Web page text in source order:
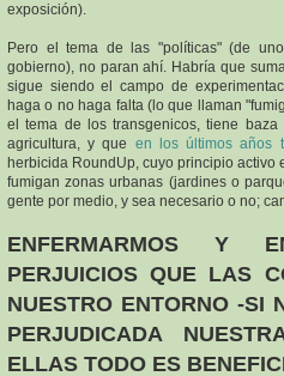
exposición).
Pero el tema de las "políticas" (de
gobierno), no paran ahí. Habría que
sigue siendo el campo de
haga o no haga falta (lo que llaman
el tema de los transgenicos, tiene
agricultura, y que en los últimos años
herbicida RoundUp, cuyo principio
fumigan zonas urbanas (jardines o
gente por medio, y sea necesario o no;
ENFERMARMOS Y
PERJUICIOS QUE LAS
NUESTRO ENTORNO -SI
PERJUDICADA
ELLAS TODO ES